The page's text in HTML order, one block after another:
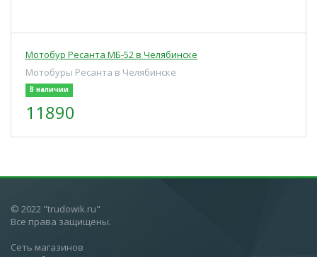
Мотобур Ресанта МБ-52 в Челябинске
Мотобуры Ресанта в Челябинске
В наличии
11890
© 2022 "trudowik.ru"
Все права защищены.
Сеть магазинов